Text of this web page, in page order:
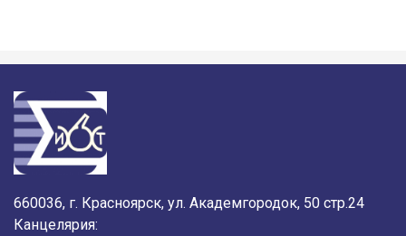
660036, г. Красноярск, ул. Академгородок, 50 стр.24
Канцелярия: